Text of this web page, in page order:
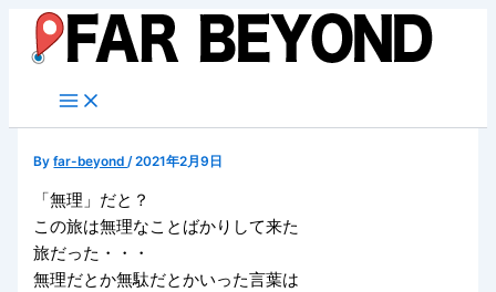
キ
Byfar-beyond/2021年2月9日
「無理」だと？
この旅は無理なことばかりして来た
旅だった・・・
無理だとか無駄だとかいった言葉は